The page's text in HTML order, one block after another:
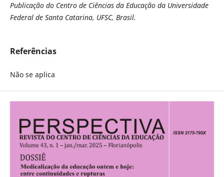
Publicação do Centro de Ciências da Educação da Universidade
Federal de Santa Catarina, UFSC, Brasil.
Referências
Não se aplica